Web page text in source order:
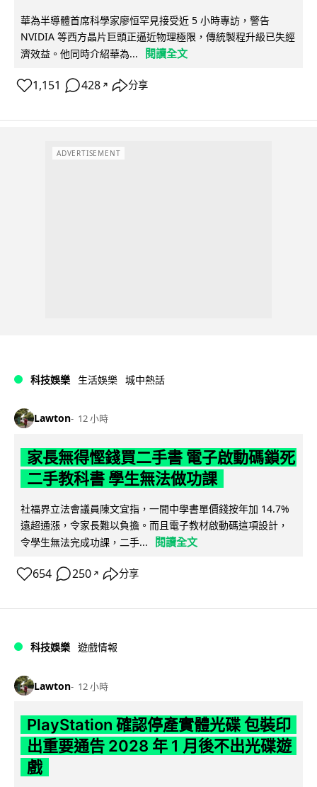
華為半導體首席科學家廖恒罕見接受近 5 小時專訪，警告
NVIDIA 等西方晶片巨頭正逼近物理極限，傳統製程升級已失經
濟效益。他同時介紹華為...
閱讀全文
1,151 428 ↗ 分享
ADVERTISEMENT
科技娛樂 生活娛樂 城中熱話
Lawton 12 小時
家長無得慳錢買二手書 電子啟動碼鎖死
二手教科書 學生無法做功課
社福界立法會議員陳文宜指，一間中學書單價錢按年加 14.7%
遠超通漲，令家長難以負擔。而且電子教材啟動碼這項設計，
令學生無法完成功課，二手...
閱讀全文
654 250 ↗ 分享
科技娛樂 遊戲情報
Lawton 12 小時
PlayStation 確認停產實體光碟 包裝印
出重要通告 2028 年 1 月後不出光碟遊
戲